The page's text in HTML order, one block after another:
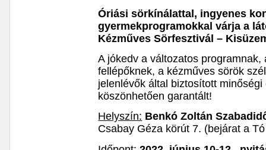
Óriási sörkínálattal, ingyenes
gyermekprogramokkal várja a
Kézműves Sörfesztivál –
A jókedv a változatos
fellépőknek, a kézműves sörök
jelenlévők által biztosított
köszönhetően garantált!
Helyszín: Benkó Zoltán
Csabay Géza körút 7. (bejárat a